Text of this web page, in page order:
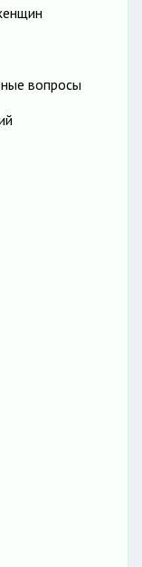
вопросы